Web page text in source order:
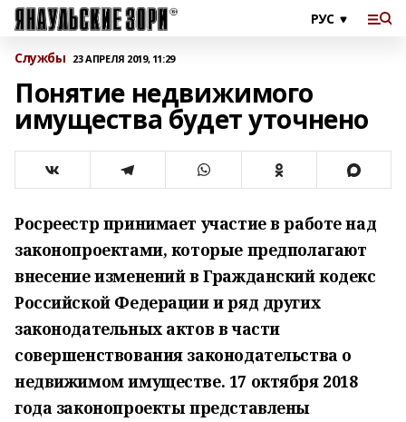
Службы 23 АПРЕЛЯ 2019, 11:29
Понятие недвижимого
имущества будет уточнено
Росреестр принимает участие в работе над
законопроектами, которые предполагают
внесение изменений в Гражданский кодекс
Российской Федерации и ряд других
законодательных актов в части
совершенствования законодательства о
недвижимом имуществе. 17 октября 2018
года законопроекты представлены